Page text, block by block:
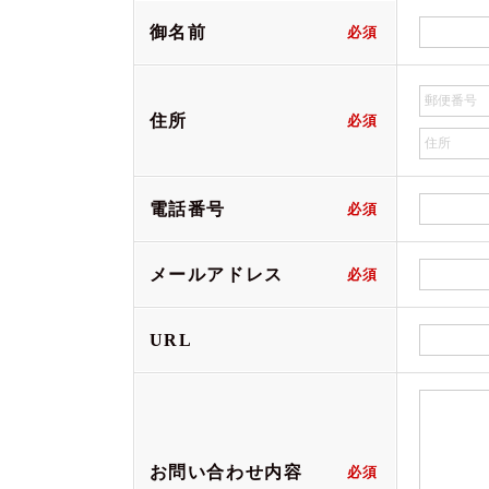
御名前
住所
電話番号
メールアドレス
URL
お問い合わせ内容